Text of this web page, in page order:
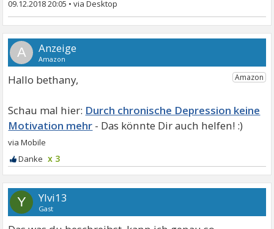
09.12.2018 20:05 •
A
Hallo bethany,
Durch chronische Depression keine
Motivation mehr
x 3
Y Ylvi13
Gast